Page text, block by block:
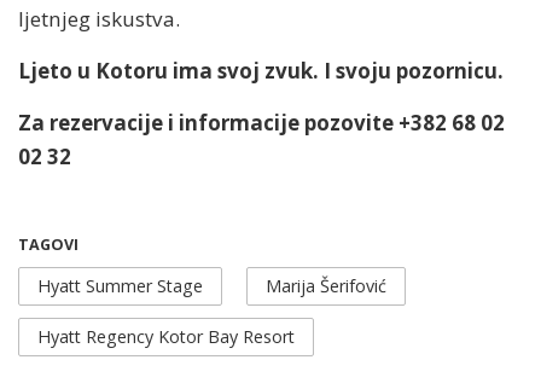
ljetnjeg iskustva.
Ljeto u Kotoru ima svoj zvuk. I svoju pozornicu.
Za rezervacije i informacije pozovite +382 68 02
02 32
TAGOVI
Hyatt Summer Stage Marija Šerifović
Hyatt Regency Kotor Bay Resort